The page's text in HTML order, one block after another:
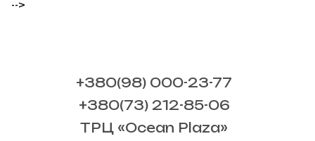
-->
+380(98) 000-23-77
+380(73) 212-85-06
ТРЦ «Ocean Plaza»